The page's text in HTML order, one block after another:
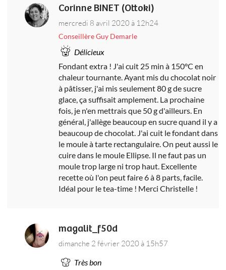
Corinne BINET (Ottoki)
mercredi 8 avril 2020 à 12h24
Conseillère Guy Demarle
Délicieux
Fondant extra ! J'ai cuit 25 min à 150°C en
chaleur tournante. Ayant mis du chocolat noir
à pâtisser, j'ai mis seulement 80 g de sucre
glace, ça suffisait amplement. La prochaine
fois, je n'en mettrais que 50 g d'ailleurs. En
général, j'allège beaucoup en sucre quand il y a
beaucoup de chocolat. J'ai cuit le fondant dans
le moule à tarte rectangulaire. On peut aussi le
cuire dans le moule Ellipse. Il ne faut pas un
moule trop large ni trop haut. Excellente
recette où l'on peut faire 6 à 8 parts, facile.
Idéal pour le tea-time ! Merci Christelle !
magalit_f50d
dimanche 2 février 2020 à 15h57
Très bon